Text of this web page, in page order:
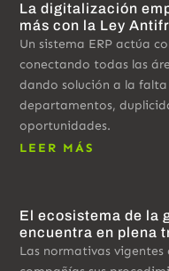
La digitalización
más con la Ley
Un sistema ERP actúa
conectando todas las
dando solución a la
departamentos,
oportunidades.
LEER MÁS
El ecosistema de la
encuentra en plena
Las normativas